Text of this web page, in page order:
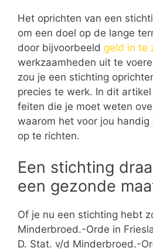
Het oprichten van een
om een doel op de lange
door bijvoorbeeld geld in te
werkzaamheden uit te
zou je een stichting
precies te werk. In dit
feiten die je moet weten
waarom het voor jou handig
op te richten.
Een stichting
een gezonde
Of je nu een stichting hebt
Minderbroed.-Orde in
D. Stat. v/d Minderbroed.-